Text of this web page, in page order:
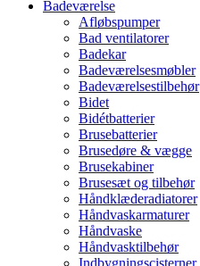
Badeværelse
Afløbspumper
Bad ventilatorer
Badekar
Badeværelsesmøbler
Badeværelsestilbehør
Bidet
Bidétbatterier
Brusebatterier
Brusedøre & vægge
Brusekabiner
Brusesæt og tilbehør
Håndklæderadiatorer
Håndvaskarmaturer
Håndvaske
Håndvasktilbehør
Indbygningscisterner